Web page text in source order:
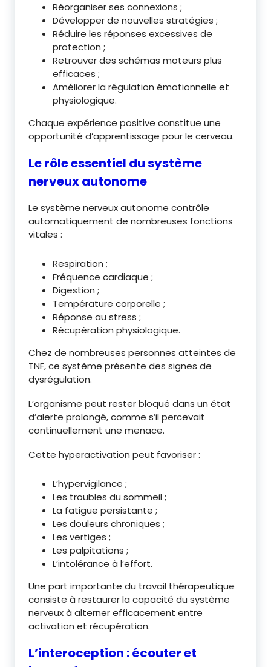
Réorganiser ses connexions ;
Développer de nouvelles stratégies ;
Réduire les réponses excessives de
protection ;
Retrouver des schémas moteurs plus
efficaces ;
Améliorer la régulation émotionnelle et
physiologique.
Chaque expérience positive constitue une
opportunité d’apprentissage pour le cerveau.
Le rôle essentiel du système
nerveux autonome
Le système nerveux autonome contrôle
automatiquement de nombreuses fonctions
vitales :
Respiration ;
Fréquence cardiaque ;
Digestion ;
Température corporelle ;
Réponse au stress ;
Récupération physiologique.
Chez de nombreuses personnes atteintes de
TNF, ce système présente des signes de
dysrégulation.
L’organisme peut rester bloqué dans un état
d’alerte prolongé, comme s’il percevait
continuellement une menace.
Cette hyperactivation peut favoriser :
L’hypervigilance ;
Les troubles du sommeil ;
La fatigue persistante ;
Les douleurs chroniques ;
Les vertiges ;
Les palpitations ;
L’intolérance à l’effort.
Une part importante du travail thérapeutique
consiste à restaurer la capacité du système
nerveux à alterner efficacement entre
activation et récupération.
L’interoception : écouter et